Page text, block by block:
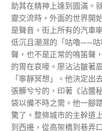
助其在精神上達到圓滿。
靈交流時，外面的世界開
是聲音。街上所有的汽車
低沉且潮濕的「咕嚕——
聲，也不是正常的鳴笛聲
的胃在哀嚎。廖沾沾皺著
「寧靜冥想」。他決定出
張髒兮兮的，印著《沾醬
袋以備不時之需。他一腳
驚了。整條城市的主幹道
到西邊，從高架橋到巷弄